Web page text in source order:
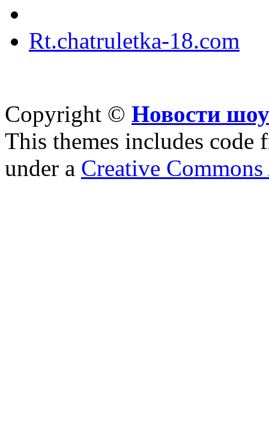
Rt.chatruletka-18.com
Copyright © Новости
This themes includes code
under a Creative